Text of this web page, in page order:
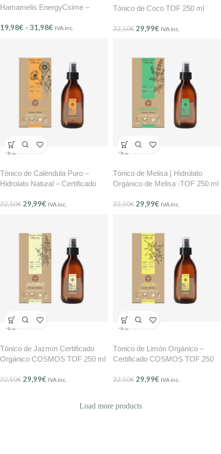
Hamamelis EnergyCsime –
19,98€ - 31,98€ IVA inc.
Tónico de Coco TOF 250 ml
32,50€ 29,99€ IVA inc.
-8%
Tónico de Caléndula Puro –
Hidrolato Natural – Certificado
Organic Farm
32,50€ 29,99€ IVA inc.
-8%
Tónico de Melisa | Hidrolato
Orgánico de Melisa -TOF 250 ml
32,50€ 29,99€ IVA inc.
-8%
Tónico de Jazmín Certificado
Orgánico COSMOS TOF 250 ml
32,50€ 29,99€ IVA inc.
-8%
Tónico de Limón Orgánico –
Certificado COSMOS TOF 250
32,50€ 29,99€ IVA inc.
Load more products